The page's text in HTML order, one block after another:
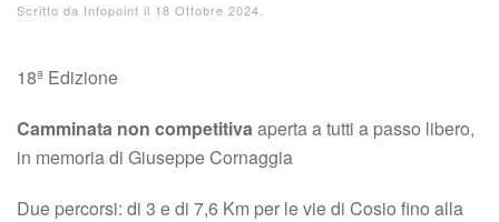
Scritto da Infopoint il 18 Ottobre 2024
18ª Edizione
Camminata non competitivaaperta a tutti a passo libero,
in memoria di Giuseppe Cornaggia
Due percorsi: di 3 e di 7,6 Km per le vie di Cosio fino alla